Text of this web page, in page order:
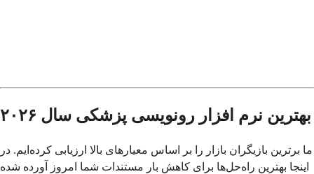
بهترین نرم افزار رونویسی پزشکی سال ۲۰۲۶
ما برترین بازیگران بازار را بر اساس معیارهای بالا ارزیابی کرده‌ایم. در
اینجا بهترین راه‌حل‌ها برای کاهش بار مستندات شما امروز آورده شده